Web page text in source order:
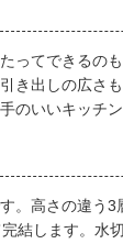
ってできるの
き出しの広さ
のいいキッチ
。高さの違う
結します。水